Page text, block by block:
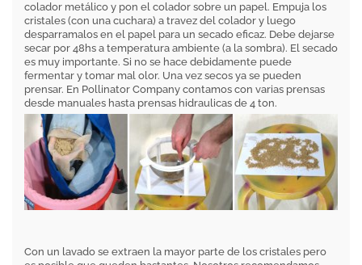
colador metálico y pon el colador sobre un papel. Empuja los
cristales (con una cuchara) a travez del colador y luego
desparramalos en el papel para un secado eficaz. Debe dejarse
secar por 48hs a temperatura ambiente (a la sombra). El secado
es muy importante. Si no se hace debidamente puede
fermentar y tomar mal olor. Una vez secos ya se pueden
prensar. En Pollinator Company contamos con varias prensas
desde manuales hasta prensas hidraulicas de 4 ton.
Con un lavado se extraen la mayor parte de los cristales pero